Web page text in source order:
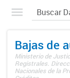
Bajas de
Ministerio de
Registrales.
Nacionales de la